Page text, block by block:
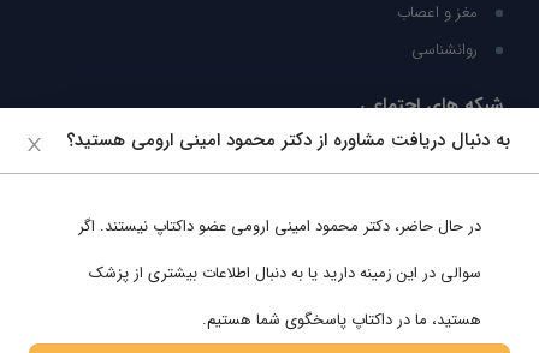
مغز و اعصاب
روانشناسی
شبکه های اجتماعی
ما را در شبکه های اجتماعی دنبال کنید
به دنبال دریافت مشاوره از دکتر محمود امینی ارومی هستید؟
در حال حاضر، دکتر محمود امینی ارومی عضو داکتاپ نیستند. اگر
سوالی در این زمینه دارید یا به دنبال اطلاعات بیشتری از پزشک
هستید، ما در داکتاپ پاسخگوی شما هستیم.